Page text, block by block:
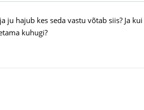
ju hajub kes seda vastu võtab siis? Ja
kuhugi?